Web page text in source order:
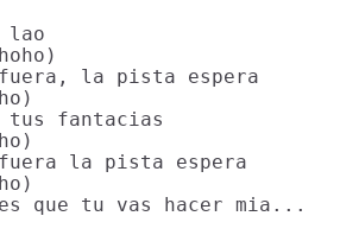
lao
la pista espera
tus fantacias
la pista espera
que tu vas hacer mia...